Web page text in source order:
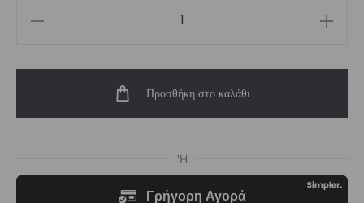
Top
Προσθήκη στο καλάθι